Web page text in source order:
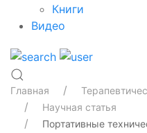
Книги
Видео
Главная
Научная статья
Портативные